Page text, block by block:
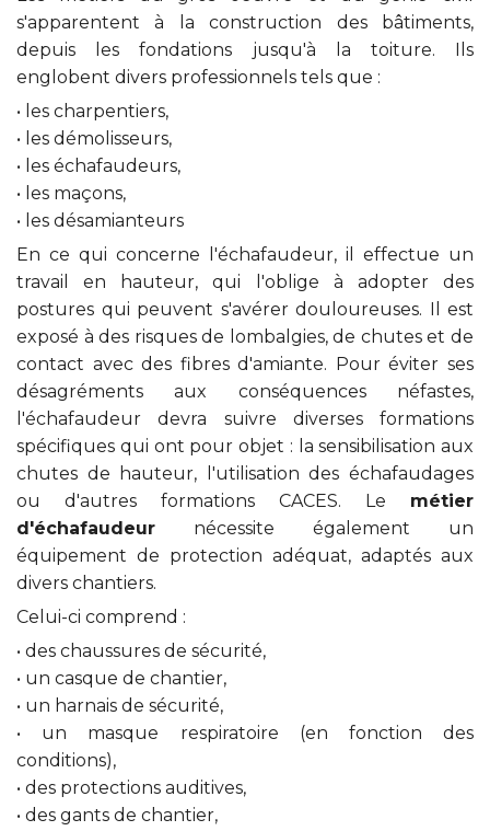
s'apparentent à la construction des bâtiments,
depuis les fondations jusqu'à la toiture. Ils
englobent divers professionnels tels que :
• les charpentiers,
• les démolisseurs,
• les échafaudeurs,
• les maçons,
• les désamianteurs
En ce qui concerne l'échafaudeur, il effectue un
travail en hauteur, qui l'oblige à adopter des
postures qui peuvent s'avérer douloureuses. Il est
exposé à des risques de lombalgies, de chutes et de
contact avec des fibres d'amiante. Pour éviter ses
désagréments aux conséquences néfastes,
l'échafaudeur devra suivre diverses formations
spécifiques qui ont pour objet : la sensibilisation aux
chutes de hauteur, l'utilisation des échafaudages
ou d'autres formations CACES. Le métier
d'échafaudeur nécessite également un
équipement de protection adéquat, adaptés aux
divers chantiers.
Celui-ci comprend :
• des chaussures de sécurité,
• un casque de chantier,
• un harnais de sécurité,
• un masque respiratoire (en fonction des
conditions),
• des protections auditives,
• des gants de chantier,